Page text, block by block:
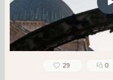
29 0